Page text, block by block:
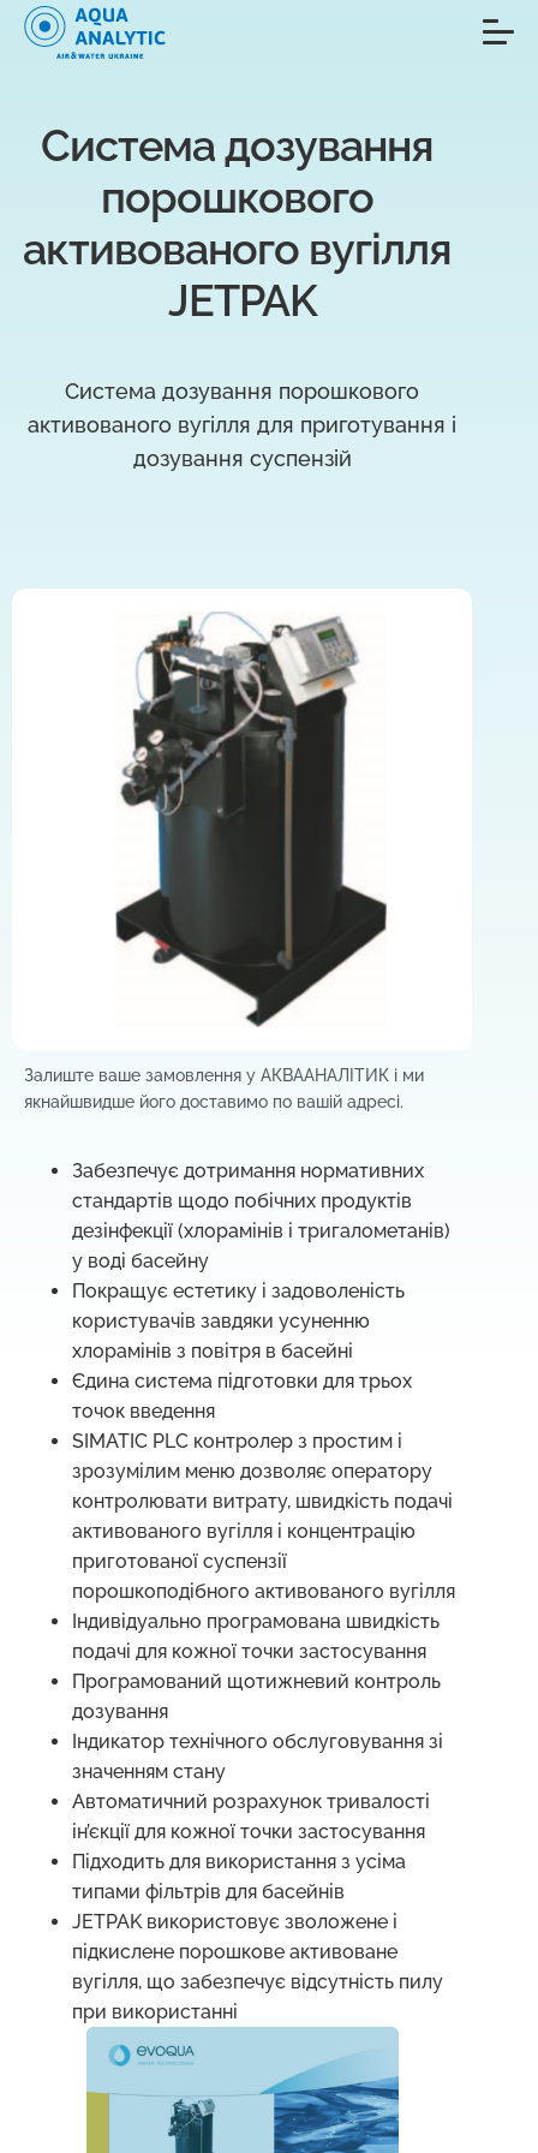
Система дозування
порошкового
активованого вугілля
JETPAK
Система дозування порошкового
активованого вугілля для приготування і
дозування суспензій
Залиште ваше замовлення у АКВААНАЛІТИК і ми
якнайшвидше його доставимо по вашій адресі.
Забезпечує дотримання нормативних
стандартів щодо побічних продуктів
дезінфекції (хлорамінів і тригалометанів)
у воді басейну
Покращує естетику і задоволеність
користувачів завдяки усуненню
хлорамінів з повітря в басейні
Єдина система підготовки для трьох
точок введення
SIMATIC PLC контролер з простим і
зрозумілим меню дозволяє оператору
контролювати витрату, швидкість подачі
активованого вугілля і концентрацію
приготованої суспензії
порошкоподібного активованого вугілля
Індивідуально програмована швидкість
подачі для кожної точки застосування
Програмований щотижневий контроль
дозування
Індикатор технічного обслуговування зі
значенням стану
Автоматичний розрахунок тривалості
ін’єкції для кожної точки застосування
Підходить для використання з усіма
типами фільтрів для басейнів
JETPAK використовує зволожене і
підкислене порошкове активоване
вугілля, що забезпечує відсутність пилу
при використанні